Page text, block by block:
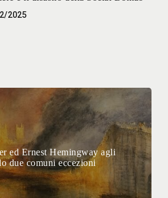
2025
ed Ernest Hemingway agli
due comuni eccezioni